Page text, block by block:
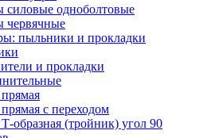
силовые одноболтовые
червячные
пыльники и прокладки
и прокладки
с переходом
образная (тройник) угол 90